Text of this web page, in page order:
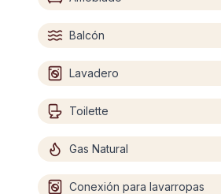
Balcón
Lavadero
Toilette
Gas Natural
Conexión para lavarropas